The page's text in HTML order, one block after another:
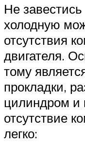
Не
холодную
отсутствия
двигателя.
тому
прокладки,
цилиндром и
отсутствие
легко: